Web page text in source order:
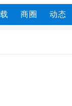
商圈 动态